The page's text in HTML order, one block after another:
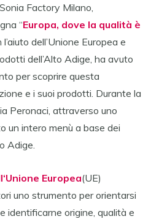
Factory Milano,
“Europa, dove la qualità è
dell’Unione Europea e
dell’Alto Adige, ha avuto
per scoprire questa
e i suoi prodotti. Durante la
Peronaci, attraverso uno
un intero menù a base dei
Adige.
Europea(UE)
uno strumento per orientarsi
identificarne origine, qualità e